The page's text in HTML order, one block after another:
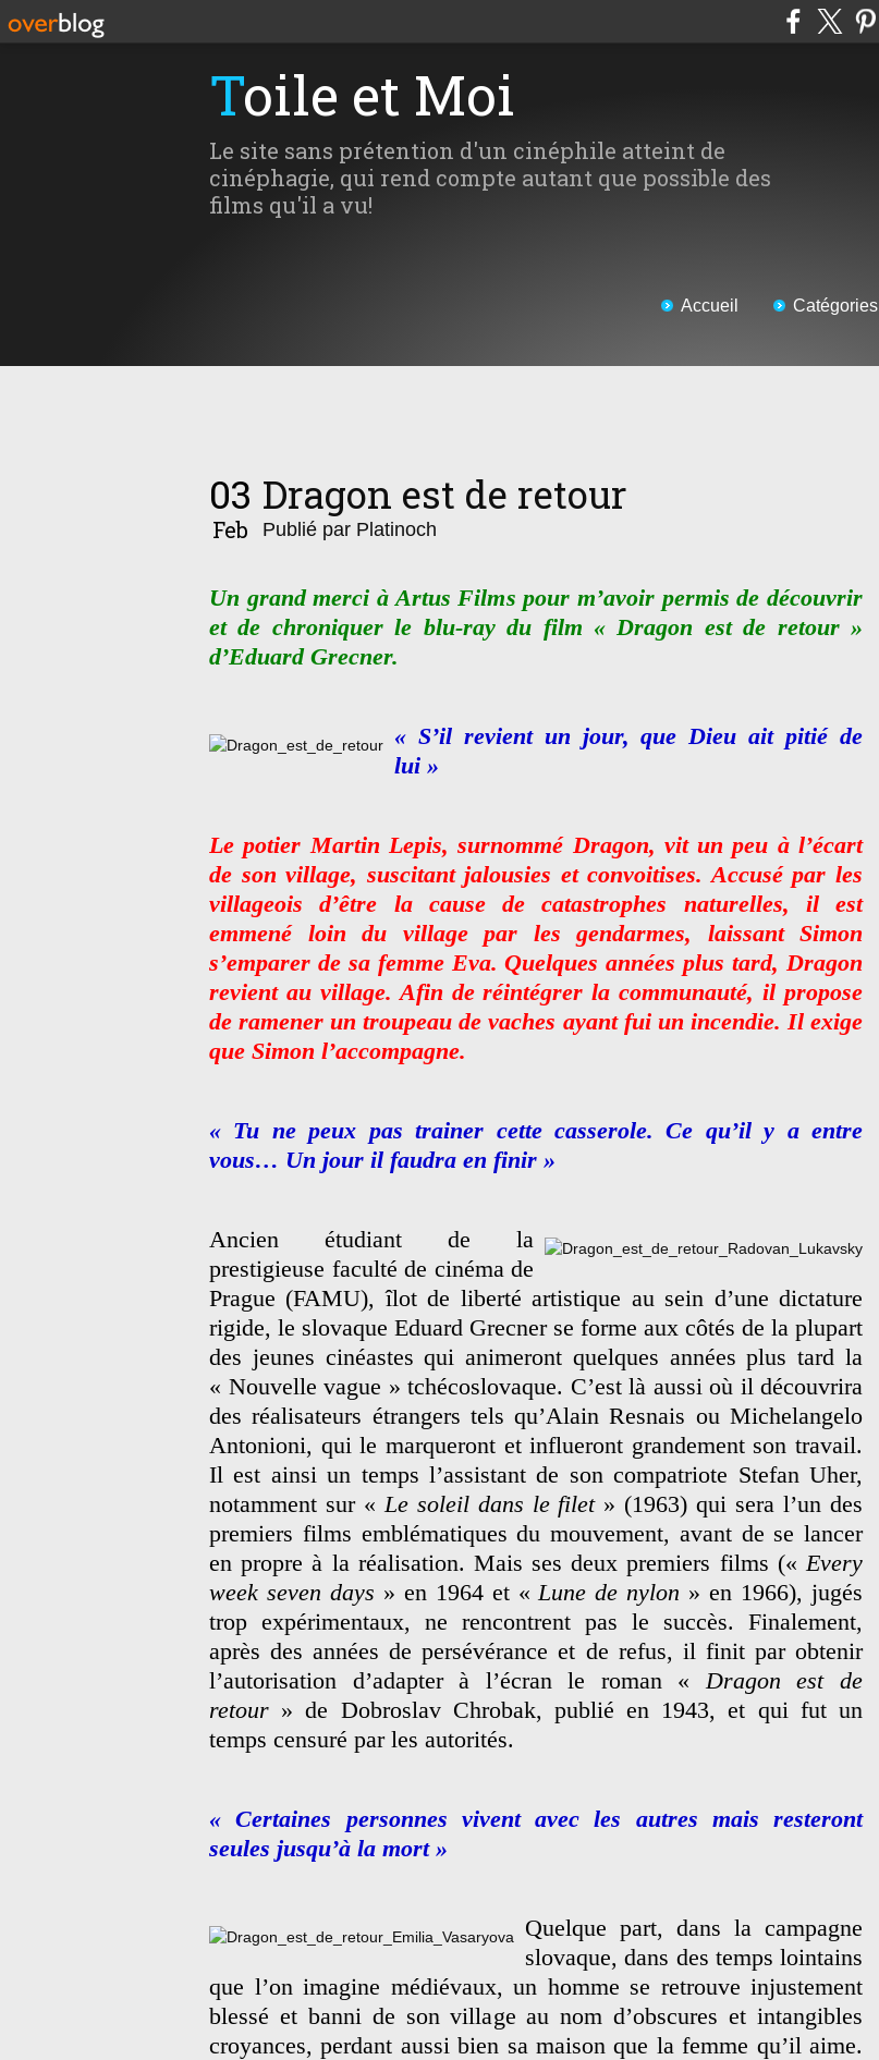
Toile et Moi
Le site sans prétention d'un cinéphile atteint de
cinéphagie, qui rend compte autant que possible des
films qu'il a vu!
Accueil Catégories
03
Feb
Dragon est de retour
Publié par Platinoch
Un grand merci à Artus Films pour m’avoir permis de découvrir
et de chroniquer le blu-ray du film « Dragon est de retour »
d’Eduard Grecner.
« S’il revient un jour, que Dieu ait pitié de
lui »
Le potier Martin Lepis, surnommé Dragon, vit un peu à l’écart
de son village, suscitant jalousies et convoitises. Accusé par les
villageois d’être la cause de catastrophes naturelles, il est
emmené loin du village par les gendarmes, laissant Simon
s’emparer de sa femme Eva. Quelques années plus tard, Dragon
revient au village. Afin de réintégrer la communauté, il propose
de ramener un troupeau de vaches ayant fui un incendie. Il exige
que Simon l’accompagne.
« Tu ne peux pas trainer cette casserole. Ce qu’il y a entre
vous… Un jour il faudra en finir »
Ancien étudiant de la
prestigieuse faculté de cinéma de
Prague (FAMU), îlot de liberté artistique au sein d’une dictature
rigide, le slovaque Eduard Grecner se forme aux côtés de la plupart
des jeunes cinéastes qui animeront quelques années plus tard la
« Nouvelle vague » tchécoslovaque. C’est là aussi où il découvrira
des réalisateurs étrangers tels qu’Alain Resnais ou Michelangelo
Antonioni, qui le marqueront et influeront grandement son travail.
Il est ainsi un temps l’assistant de son compatriote Stefan Uher,
notamment sur «Le soleil dans le filet» (1963) qui sera l’un des
premiers films emblématiques du mouvement, avant de se lancer
en propre à la réalisation. Mais ses deux premiers films («Every
week seven days » en 1964 et «Lune de nylon » en 1966), jugés
trop expérimentaux, ne rencontrent pas le succès. Finalement,
après des années de persévérance et de refus, il finit par obtenir
l’autorisation d’adapter à l’écran le roman «Dragon est de
retour » de Dobroslav Chrobak, publié en 1943, et qui fut un
temps censuré par les autorités.
« Certaines personnes vivent avec les autres mais resteront
seules jusqu’à la mort »
Quelque part, dans la campagne
slovaque, dans des temps lointains
que l’on imagine médiévaux, un homme se retrouve injustement
blessé et banni de son village au nom d’obscures et intangibles
croyances, perdant aussi bien sa maison que la femme qu’il aime.